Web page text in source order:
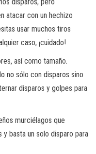
atacar con un hechizo
usar muchos tiros
caso, ¡cuidado!
así como tamaño.
no sólo con disparos sino
disparos y golpes para
murciélagos que
y basta un solo disparo para